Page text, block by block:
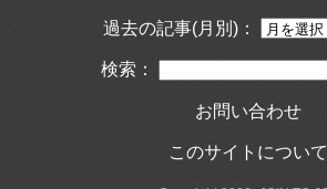
過去の記事(月別)：
検索：
お問い合わせ
このサイトについて